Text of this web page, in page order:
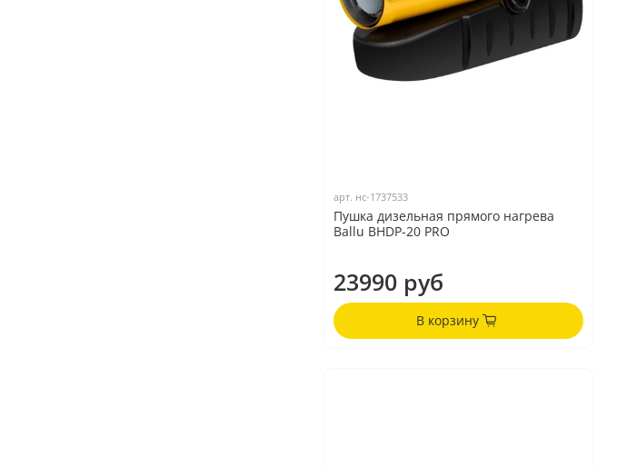
арт. нс-1737533
Пушка дизельная прямого нагрева
Ballu BHDP-20 PRO
23990 руб
В корзину